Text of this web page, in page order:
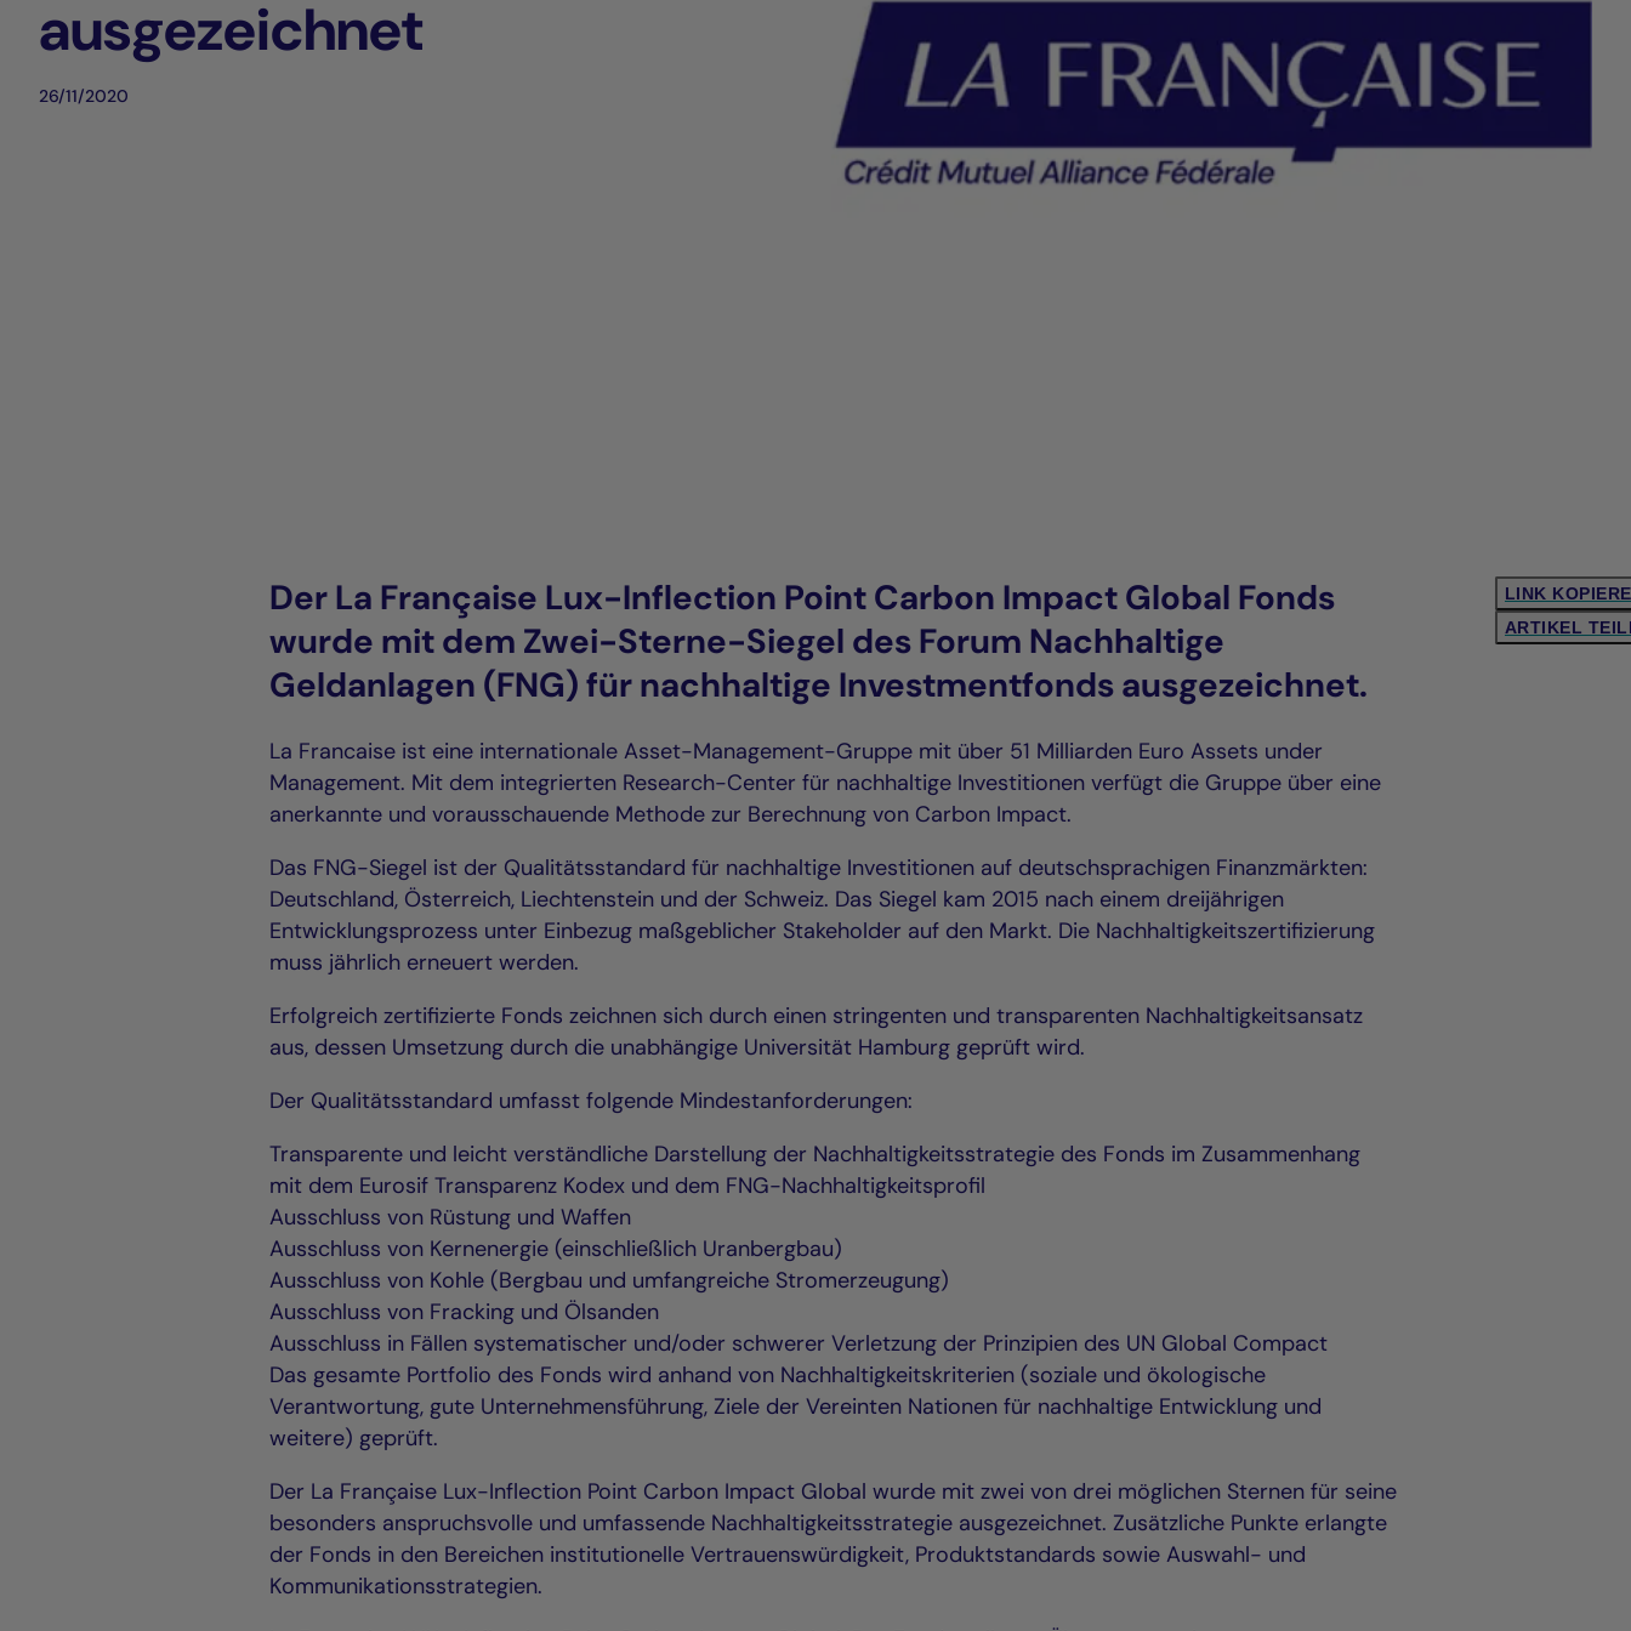
ausgezeichnet
26/11/2020
LINK
ARTIKEL
Der La Française Lux-Inflection Point Carbon Impact Global Fonds
wurde mit dem Zwei-Sterne-Siegel des Forum Nachhaltige
Geldanlagen (FNG) für nachhaltige Investmentfonds ausgezeichnet.
La Francaise ist eine internationale Asset-Management-Gruppe mit über 51 Milliarden Euro Assets under
Management. Mit dem integrierten Research-Center für nachhaltige Investitionen verfügt die Gruppe über eine
anerkannte und vorausschauende Methode zur Berechnung von Carbon Impact.
Das FNG-Siegel ist der Qualitätsstandard für nachhaltige Investitionen auf deutschsprachigen Finanzmärkten:
Deutschland, Österreich, Liechtenstein und der Schweiz. Das Siegel kam 2015 nach einem dreijährigen
Entwicklungsprozess unter Einbezug maßgeblicher Stakeholder auf den Markt. Die Nachhaltigkeitszertifizierung
muss jährlich erneuert werden.
Erfolgreich zertifizierte Fonds zeichnen sich durch einen stringenten und transparenten Nachhaltigkeitsansatz
aus, dessen Umsetzung durch die unabhängige Universität Hamburg geprüft wird.
Der Qualitätsstandard umfasst folgende Mindestanforderungen:
Transparente und leicht verständliche Darstellung der Nachhaltigkeitsstrategie des Fonds im Zusammenhang
mit dem Eurosif Transparenz Kodex und dem FNG-Nachhaltigkeitsprofil
Ausschluss von Rüstung und Waffen
Ausschluss von Kernenergie (einschließlich Uranbergbau)
Ausschluss von Kohle (Bergbau und umfangreiche Stromerzeugung)
Ausschluss von Fracking und Ölsanden
Ausschluss in Fällen systematischer und/oder schwerer Verletzung der Prinzipien des UN Global Compact
Das gesamte Portfolio des Fonds wird anhand von Nachhaltigkeitskriterien (soziale und ökologische
Verantwortung, gute Unternehmensführung, Ziele der Vereinten Nationen für nachhaltige Entwicklung und
weitere) geprüft.
Der La Française Lux-Inflection Point Carbon Impact Global wurde mit zwei von drei möglichen Sternen für seine
besonders anspruchsvolle und umfassende Nachhaltigkeitsstrategie ausgezeichnet. Zusätzliche Punkte erlangte
der Fonds in den Bereichen institutionelle Vertrauenswürdigkeit, Produktstandards sowie Auswahl- und
Kommunikationsstrategien.